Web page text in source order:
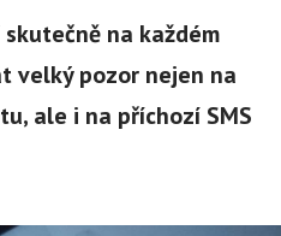
na každém
velký pozor nejen na
ale i na příchozí SMS